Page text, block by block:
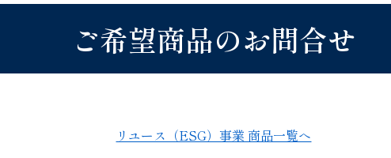
ご希望商品のお問合せ
リユース（ESG）事業 商品一覧へ